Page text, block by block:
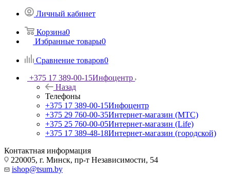
Личный кабинет
Корзина0
Избранные товары0
Сравнение товаров0
+375 17 389-00-15Инфоцентр
Назад
Телефоны
+375 17 389-00-15Инфоцентр
+375 29 760-00-35Интернет-магазин (МТС)
+375 25 760-00-05Интернет-магазин (Life)
+375 17 389-48-18Интернет-магазин (городской)
Контактная информация
220005, г. Минск, пр-т Независимости, 54
ishop@tsum.by